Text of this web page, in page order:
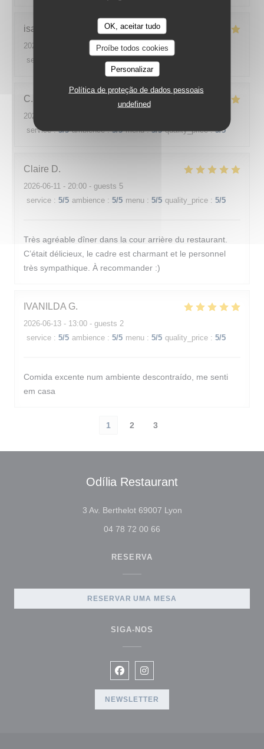
OK, aceitar tudo
Proíbe todos cookies
Personalizar
Política de proteção de dados pessoais
undefined
isa
2026-06-22
- 19:30 - guests 4
service
: 5/5 menu: 5/5
C
2026-06-18
service: 5/5 ambience: 5/5 menu: 5/5 quality_price: 5/5
Claire D
2026-06-11 - 20:00 - guests 5
service : 5/5 ambience : 5/5 menu : 5/5 quality_price : 5/5
Très agréable dîner dans la cour arrière du restaurant.
C’était délicieux, le cadre est charmant et le personnel
très sympathique. À recommander :)
IVANILDA G
2026-06-13 - 13:00 - guests 2
service : 5/5 ambience : 5/5 menu : 5/5 quality_price : 5/5
Comida excente num ambiente descontraído, me senti
em casa
1 2 3
Odília Restaurant
3 Av. Berthelot 69007 Lyon((abre numa nova
04 78 72 00 66
RESERVA
RESERVAR UMA MESA
SIGA-NOS
Facebook ((abre numa nova
Instagram ((abre numa nova
NEWSLETTER